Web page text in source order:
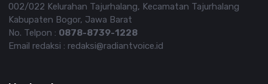
002/022 Kelurahan Tajurhalang, Kecamatan Tajurhalang
Kabupaten Bogor, Jawa Barat
No. Telpon : 0878-8739-1228
Email redaksi : redaksi@radiantvoice.id